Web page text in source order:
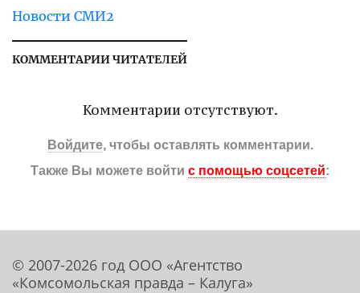
Новости СМИ2
КОММЕНТАРИИ ЧИТАТЕЛЕЙ
Комментарии отсутствуют.
Войдите, чтобы оставлять комментарии.
Также Вы можете войти с помощью соцсетей:
© 2007-2026 год ООО «Агентство
«Комсомольская правда – Калуга»